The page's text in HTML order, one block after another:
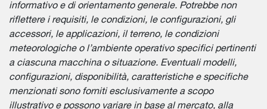
informativo e di orientamento generale. Potrebbe non
riflettere i requisiti, le condizioni, le configurazioni, gli
accessori, le applicazioni, il terreno, le condizioni
meteorologiche o l’ambiente operativo specifici pertinenti
a ciascuna macchina o situazione. Eventuali modelli,
configurazioni, disponibilità, caratteristiche e specifiche
menzionati sono forniti esclusivamente a scopo
illustrativo e possono variare in base al mercato, alla